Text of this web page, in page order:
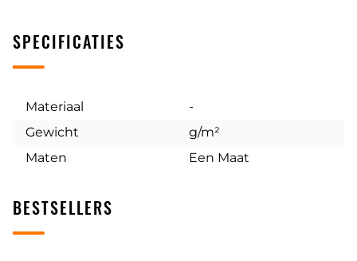
SPECIFICATIES
Materiaal
-
Gewicht
g/m²
Maten
Een Maat
BESTSELLERS